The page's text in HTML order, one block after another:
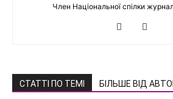
Член Національної спілки
СТАТТІ ПО ТЕМІ БІЛЬШЕ ВІД